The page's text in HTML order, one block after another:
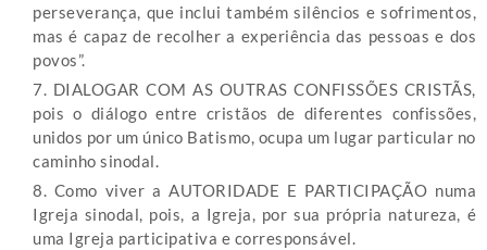
perseverança, que inclui também silêncios e sofrimentos,
mas é capaz de recolher a experiência das pessoas e dos
povos”.
7. DIALOGAR COM AS OUTRAS CONFISSÕES CRISTÃS,
pois o diálogo entre cristãos de diferentes confissões,
unidos por um único Batismo, ocupa um lugar particular no
caminho sinodal.
8. Como viver a AUTORIDADE E PARTICIPAÇÃO numa
Igreja sinodal, pois, a Igreja, por sua própria natureza, é
uma Igreja participativa e corresponsável.